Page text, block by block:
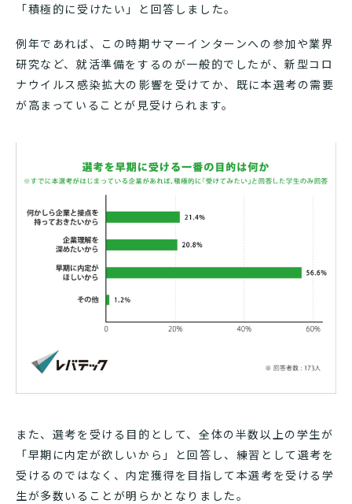
「積極的に受けたい」と回答しました。
例年であれば、この時期サマーインターンへの参加や業界
研究など、就活準備をするのが一般的でしたが、新型コロ
ナウイルス感染拡大の影響を受けてか、既に本選考の需要
が高まっていることが見受けられます。
また、選考を受ける目的として、全体の半数以上の学生が
「早期に内定が欲しいから」と回答し、練習として選考を
受けるのではなく、内定獲得を目指して本選考を受ける学
生が多数いることが明らかとなりました。